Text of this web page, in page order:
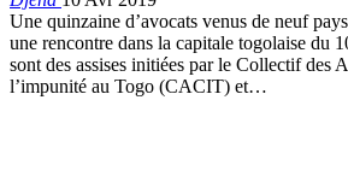
Une quinzaine d’avocats venus de neuf
une rencontre dans la capitale togolaise du
sont des assises initiées par le Collectif des
l’impunité au Togo (CACIT) et…